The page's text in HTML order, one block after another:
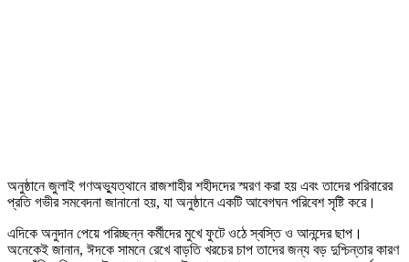
অনুষ্ঠানে জুলাই গণঅভ্যুত্থানে রাজশাহীর শহীদদের স্মরণ করা হয় এবং তাদের পরিবারের
প্রতি গভীর সমবেদনা জানানো হয়, যা অনুষ্ঠানে একটি আবেগঘন পরিবেশ সৃষ্টি করে।
এদিকে অনুদান পেয়ে পরিচ্ছন্ন কর্মীদের মুখে ফুটে ওঠে স্বস্তি ও আনন্দের ছাপ।
অনেকেই জানান, ঈদকে সামনে রেখে বাড়তি খরচের চাপ তাদের জন্য বড় দুশ্চিন্তার কারণ